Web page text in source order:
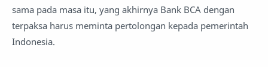
sama pada masa itu, yang akhirnya Bank BCA dengan
terpaksa harus meminta pertolongan kepada pemerintah
Indonesia.